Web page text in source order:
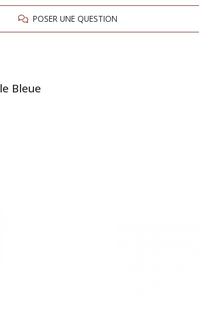
POSER UNE QUESTION
Bleue